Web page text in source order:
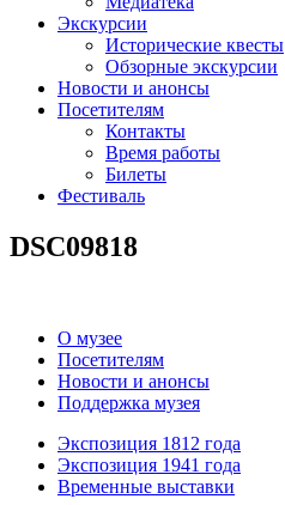
Экскурсии
Исторические квесты
Обзорные экскурсии
Новости и анонсы
Посетителям
Контакты
Время работы
Билеты
Фестиваль
DSC09818
О музее
Посетителям
Новости и анонсы
Поддержка музея
Экспозиция 1812 года
Экспозиция 1941 года
Временные выставки